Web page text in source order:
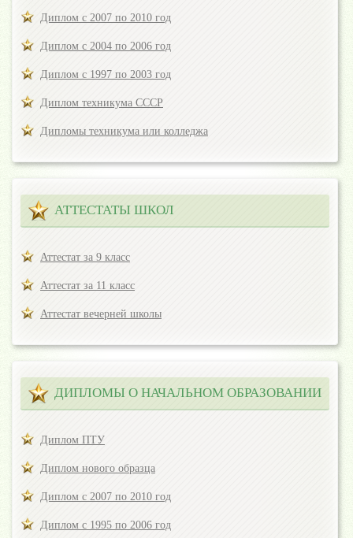
Диплом с 2007 по 2010 год
Диплом с 2004 по 2006 год
Диплом с 1997 по 2003 год
Диплом техникума СССР
Дипломы техникума или колледжа
АТТЕСТАТЫ ШКОЛ
Аттестат за 9 класс
Аттестат за 11 класс
Аттестат вечерней школы
ДИПЛОМЫ О НАЧАЛЬНОМ ОБРАЗОВАНИИ
Диплом ПТУ
Диплом нового образца
Диплом с 2007 по 2010 год
Диплом с 1995 по 2006 год